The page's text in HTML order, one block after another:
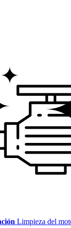
Limpieza del